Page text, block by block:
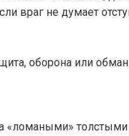
враг не думает
«ломаными»